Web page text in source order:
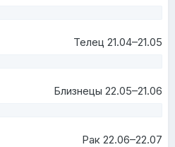
Телец 21.04–21.05
Близнецы 22.05–21.06
Рак 22.06–22.07